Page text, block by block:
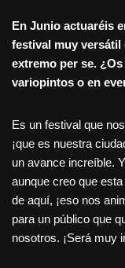
En Junio actuaréis
festival muy versátil
extremo per se. ¿Os
variopintos o en
Es un festival que
¡que es nuestra
un avance increíble.
aunque creo que
de aquí, ¡eso nos
para un público que
nosotros. ¡Será muy